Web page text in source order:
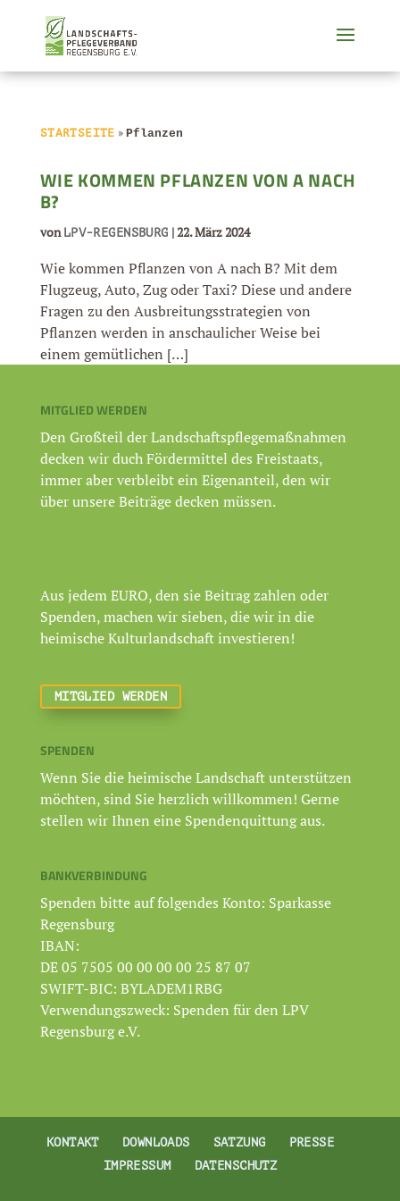
STARTSEITE » Pflanzen
WIE KOMMEN PFLANZEN VON A NACH
B?
von LPV-REGENSBURG |22. März 2024
Wie kommen Pflanzen von A nach B? Mit dem
Flugzeug, Auto, Zug oder Taxi? Diese und andere
Fragen zu den Ausbreitungsstrategien von
Pflanzen werden in anschaulicher Weise bei
einem gemütlichen […]
MITGLIED WERDEN
Den Großteil der Landschaftspflegemaßnahmen
decken wir duch Fördermittel des Freistaats,
immer aber verbleibt ein Eigenanteil, den wir
über unsere Beiträge decken müssen.
Aus jedem EURO, den sie Beitrag zahlen oder
Spenden, machen wir sieben, die wir in die
heimische Kulturlandschaft investieren!
MITGLIED WERDEN
SPENDEN
Wenn Sie die heimische Landschaft unterstützen
möchten, sind Sie herzlich willkommen! Gerne
stellen wir Ihnen eine Spendenquittung aus.
BANKVERBINDUNG
Spenden bitte auf folgendes Konto: Sparkasse
Regensburg
IBAN:
DE 05 7505 00 00 00 00 25 87 07
SWIFT-BIC: BYLADEM1RBG
Verwendungszweck: Spenden für den LPV
Regensburg e.V.
KONTAKT DOWNLOADS SATZUNG
PRESSE
IMPRESSUM
DATENSCHUTZ